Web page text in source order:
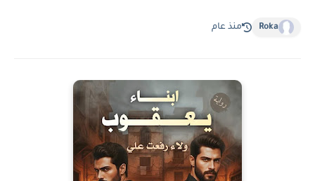
Roka منذ عام